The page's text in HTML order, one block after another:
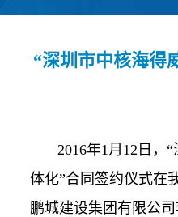
“深圳市中核海得
2016年1月12日，
体化”合同签约仪式在
鹏城建设集团有限公